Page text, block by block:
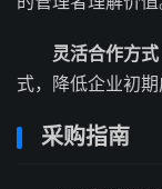
灵活合作方式
式，降低企业初期
采购指南